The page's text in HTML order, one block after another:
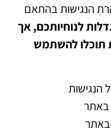
הנגישות בהתאם
לנוחיותכם,אך
תוכלו להשתמש